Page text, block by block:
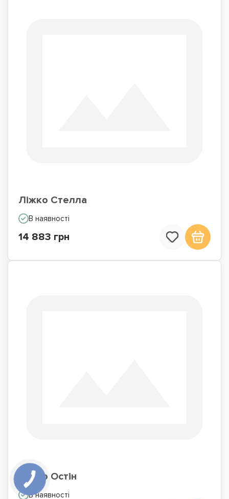
Ліжко Стелла
В наявності
14 883 грн
Ліжко Остін
В наявності